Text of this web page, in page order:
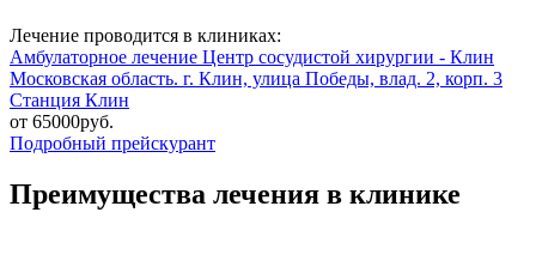
Лечение проводится в клиниках:
Амбулаторное лечение Центр сосудистой хирургии - Клин
Московская область. г. Клин, улица Победы, влад. 2, корп. 3
Станция Клин
от 65000руб.
Подробный прейскурант
Преимущества лечения в клинике